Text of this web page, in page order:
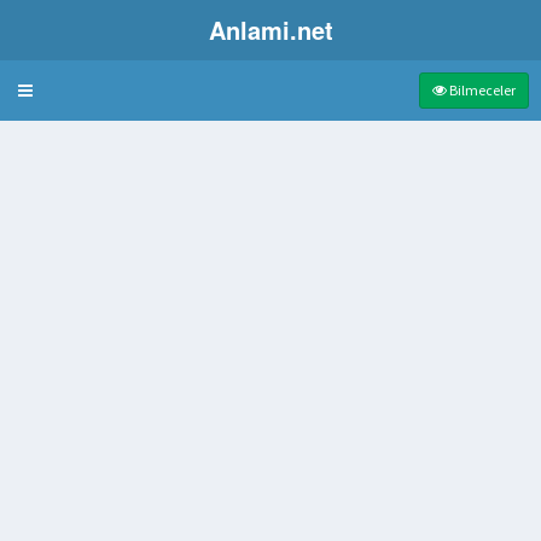
Anlami.net
Bulmaca Bilmeceler